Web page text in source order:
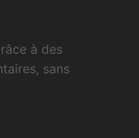
à des
sans